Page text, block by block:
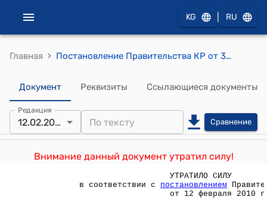
KG RU
Главная › Постановление Правительства КР от 30 ноября 2005 года № 546 "О Национальном институте стандартов и метрологии Кыргызской Республики"
Документ Реквизиты Ссылающиеся документы
Редакция
12.02.2010 Сравнение
Внимание данный документ утратил силу!